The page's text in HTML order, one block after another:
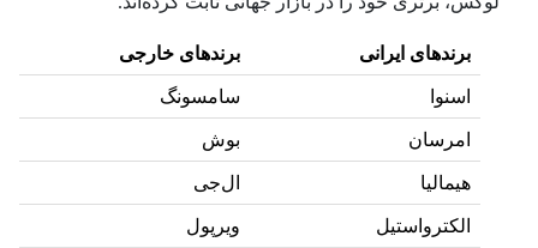
برندهای ایرانی برندهای خارجی
اسنوا سامسونگ
امرسان بوش
هیمالیا ال‌جی
الکترواستیل ویرپول